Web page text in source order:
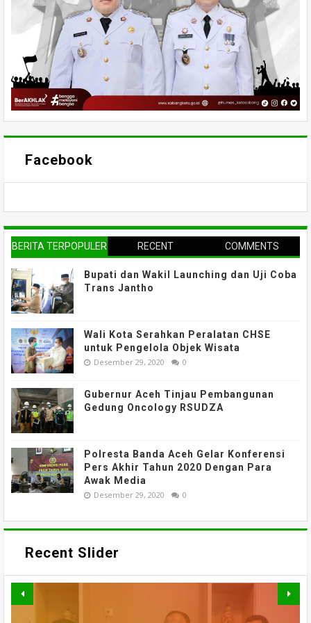
Facebook
BERITA TERPOPULER RECENT COMMENTS
Bupati dan Wakil Launching dan Uji Coba
Trans Jantho
Wali Kota Serahkan Peralatan CHSE
untuk Pengelola Objek Wisata
Desember 29, 2020 0
Gubernur Aceh Tinjau Pembangunan
Gedung Oncology RSUDZA
Polresta Banda Aceh Gelar Konferensi
Pers Akhir Tahun 2020 Dengan Para
Awak Media
Desember 29, 2020 0
Recent Slider
PERKUAT AKSES DAN
TAK HANYA BANGUN JALAN,